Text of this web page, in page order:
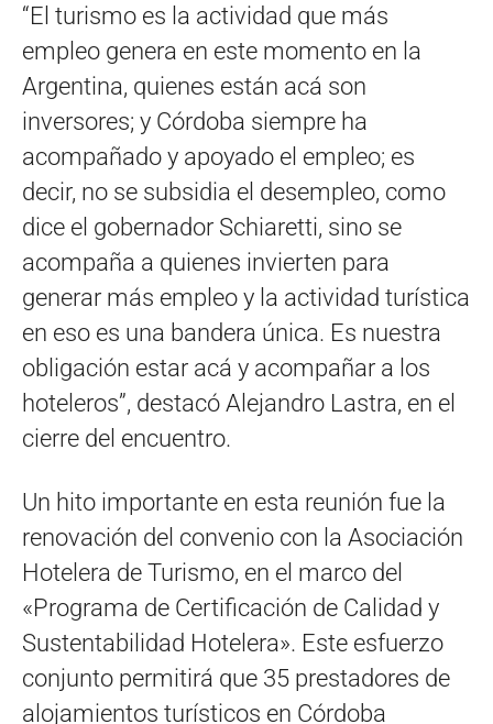
“El turismo es la actividad que más
empleo genera en este momento en la
Argentina, quienes están acá son
inversores; y Córdoba siempre ha
acompañado y apoyado el empleo; es
decir, no se subsidia el desempleo, como
dice el gobernador Schiaretti, sino se
acompaña a quienes invierten para
generar más empleo y la actividad turística
en eso es una bandera única. Es nuestra
obligación estar acá y acompañar a los
hoteleros”, destacó Alejandro Lastra, en el
cierre del encuentro.
Un hito importante en esta reunión fue la
renovación del convenio con la Asociación
Hotelera de Turismo, en el marco del
«Programa de Certificación de Calidad y
Sustentabilidad Hotelera». Este esfuerzo
conjunto permitirá que 35 prestadores de
alojamientos turísticos en Córdoba